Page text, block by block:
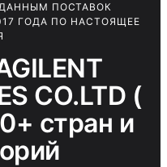
ПОСТАВОК
ГОДА ПО НАСТОЯЩЕЕ
CO.LTD (
стран и